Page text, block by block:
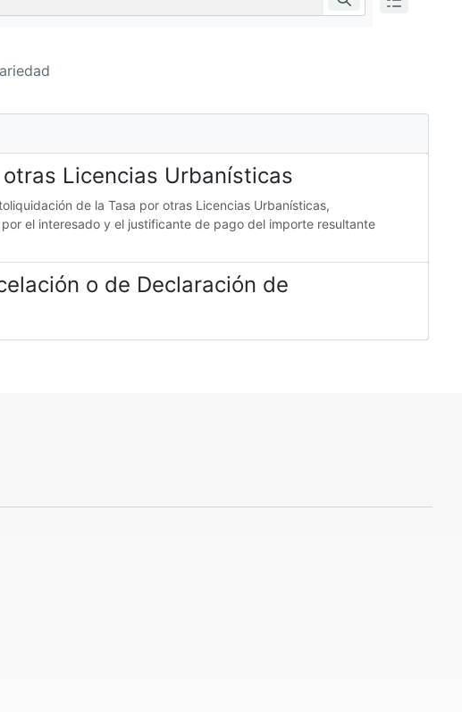
Licencias Urbanísticas
de la Tasa por otras Licencias Urbanísticas,
el interesado y el justificante de pago del importe resultante
o de Declaración de